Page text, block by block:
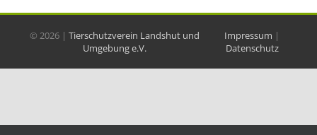
©2026 |Tierschutzverein Landshut und
Umgebung e.V.
Impressum |
Datenschutz